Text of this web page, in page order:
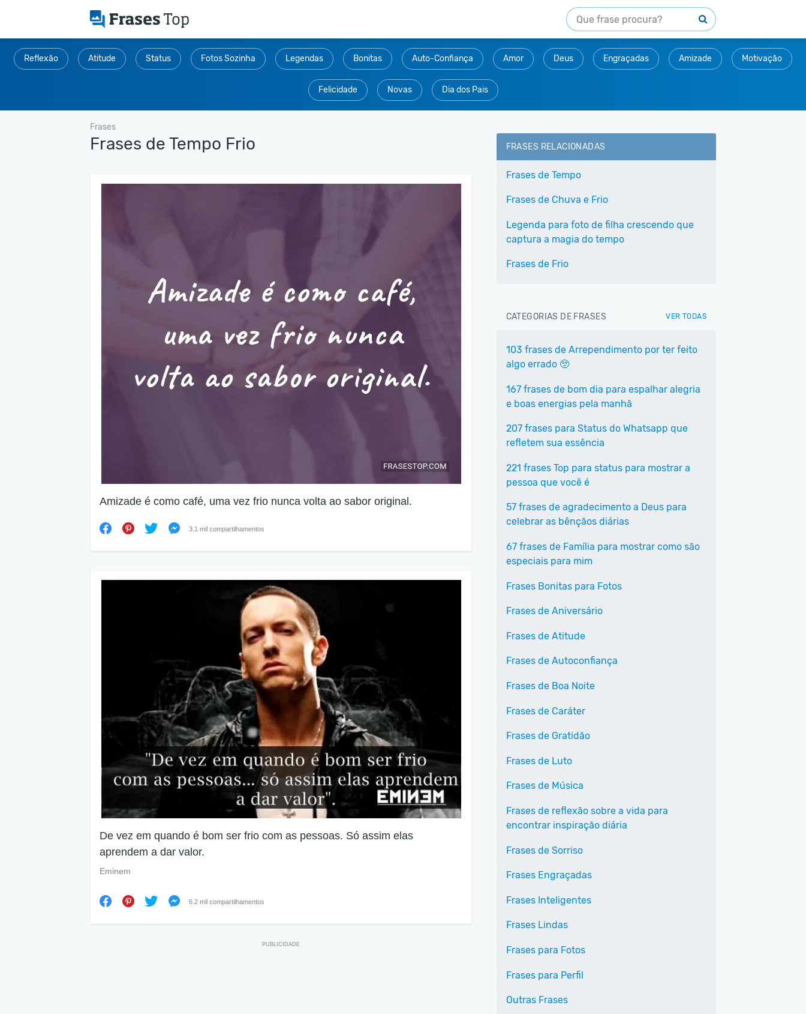
Reflexão Atitude Status Fotos Sozinha Legendas Bonitas Auto-Confiança Amor Deus Engraçadas Amizade Motivação
Felicidade Novas Dia dos Pais
Frases
Frases de Tempo Frio
Amizade é como café, uma vez frio nunca volta ao sabor original.
3.1 mil compartilhamentos
De vez em quando é bom ser frio com as pessoas. Só assim elas
aprendem a dar valor.
Eminem
6.2 mil compartilhamentos
FRASES RELACIONADAS
Frases de Tempo
Frases de Chuva e Frio
Legenda para foto de filha crescendo que
captura a magia do tempo
Frases de Frio
CATEGORIAS DE FRASES VER TODAS
103 frases de Arrependimento por ter feito
algo errado 🥺
167 frases de bom dia para espalhar alegria
e boas energias pela manhã
207 frases para Status do Whatsapp que
refletem sua essência
221 frases Top para status para mostrar a
pessoa que você é
57 frases de agradecimento a Deus para
celebrar as bênçãos diárias
67 frases de Família para mostrar como são
especiais para mim
Frases Bonitas para Fotos
Frases de Aniversário
Frases de Atitude
Frases de Autoconfiança
Frases de Boa Noite
Frases de Caráter
Frases de Gratidão
Frases de Luto
Frases de Música
Frases de reflexão sobre a vida para
encontrar inspiração diária
Frases de Sorriso
Frases Engraçadas
Frases Inteligentes
Frases Lindas
Frases para Fotos
Frases para Perfil
Outras Frases